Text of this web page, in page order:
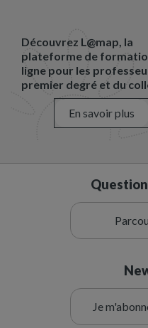
Découvrez L@map, la
plateforme de
ligne pour les
premier degré et du
En savoir plus
Je